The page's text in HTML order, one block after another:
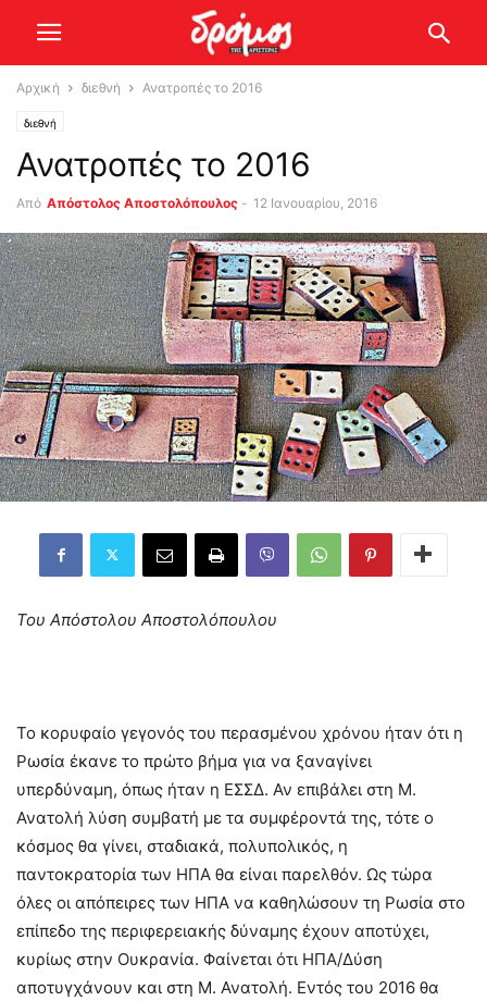
Αρχική διεθνή Ανατροπές το 2016
διεθνή
Ανατροπές το 2016
Από Απόστολος Αποστολόπουλος - 12 Ιανουαρίου, 2016
Του Απόστολου Αποστολόπουλου
Το κορυφαίο γεγονός του περασμένου χρόνου ήταν ότι η
Ρωσία έκανε το πρώτο βήμα για να ξαναγίνει
υπερδύναμη, όπως ήταν η ΕΣΣΔ. Αν επιβάλει στη Μ.
Ανατολή λύση συμβατή με τα συμφέροντά της, τότε ο
κόσμος θα γίνει, σταδιακά, πολυπολικός, η
παντοκρατορία των ΗΠΑ θα είναι παρελθόν. Ως τώρα
όλες οι απόπειρες των ΗΠΑ να καθηλώσουν τη Ρωσία στο
επίπεδο της περιφερειακής δύναμης έχουν αποτύχει,
κυρίως στην Ουκρανία. Φαίνεται ότι ΗΠΑ/Δύση
αποτυγχάνουν και στη Μ. Ανατολή. Εντός του 2016 θα